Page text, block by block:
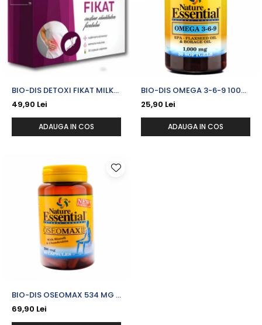
BIO-DIS DETOXI FIKAT MILK
THISTLE 9575 MG X 30 CPS.
49,90 Lei
ADAUGA IN COS
BIO-DIS OMEGA 3-6-9 1000
MG X 30 CPS. MOI
25,90 Lei
ADAUGA IN COS
BIO-DIS OSEOMAX 534 MG X
60 CPS.
69,90 Lei